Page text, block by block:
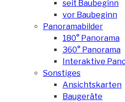
seit Baubeginn
vor Baubeginn
Panoramabilder
180° Panorama
360° Panorama
Interaktive
Sonstiges
Ansichtskarten
Baugeräte